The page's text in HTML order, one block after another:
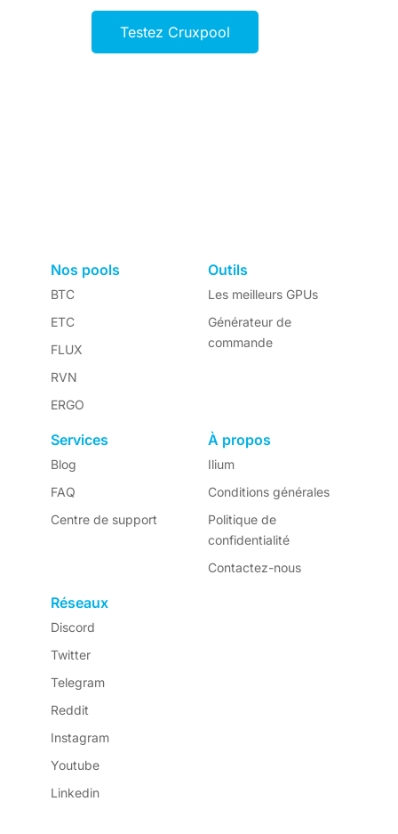
Testez Cruxpool
Nos pools
BTC
ETC
FLUX
RVN
ERGO
Outils
Les meilleurs GPUs
Générateur de
commande
Services
Blog
FAQ
Centre de support
À propos
Ilium
Conditions générales
Politique de
confidentialité
Contactez-nous
Réseaux
Discord
Twitter
Telegram
Reddit
Instagram
Youtube
Linkedin